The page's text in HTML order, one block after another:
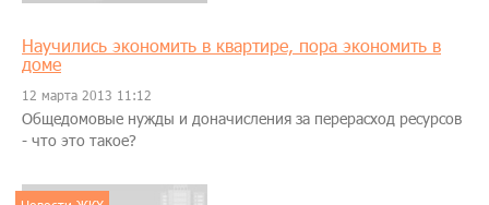
Научились экономить в квартире, пора экономить в
доме
12 марта 2013 11:12
Общедомовые нужды и доначисления за перерасход ресурсов
- что это такое?